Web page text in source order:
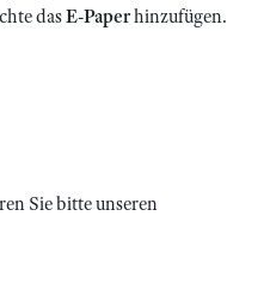
dasE-Paperhinzufügen.
Sie bitte unseren